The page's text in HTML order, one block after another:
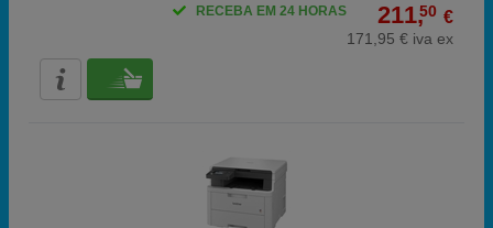
211,50 €
171,95 € iva ex
RECEBA EM 24 HORAS